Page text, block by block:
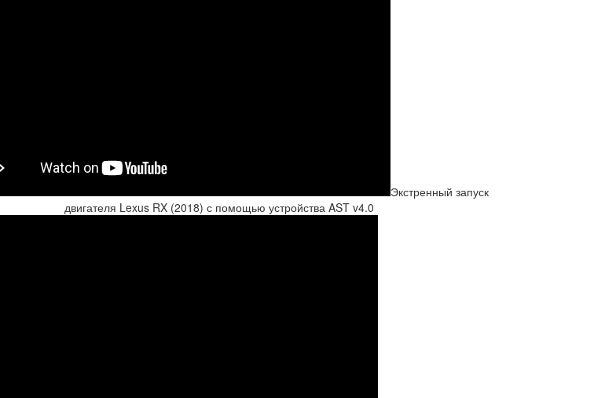
Экстренный запуск
двигателя Lexus RX (2018) с помощью устройства AST v4.0